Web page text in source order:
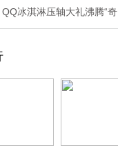
冰淇淋压轴大礼沸腾“奇